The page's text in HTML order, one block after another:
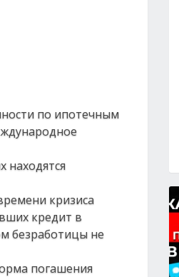
по ипотечным
находятся
кризиса
кредит в
безработицы не
погашения